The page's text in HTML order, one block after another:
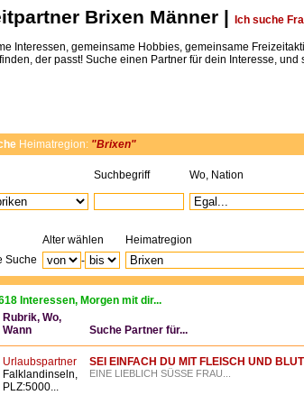
Brixen Männer | Ich suche
Interessen, gemeinsame Hobbies, gemeinsame
der passt! Suche einen Partner für dein Interesse,
Heimatregion: "Brixen"
Suchbegriff Wo, Nation
Alter wählen
Heimatregion
Suche
-
Interessen, Morgen mit dir...
Rubrik, Wo,
Wann
Suche Partner für...
Urlaubspartner
Falklandinseln,
PLZ:5000...
SEI EINFACH DU MIT FLEISCH UND
EINE LIEBLICH SÜSSE FRAU...